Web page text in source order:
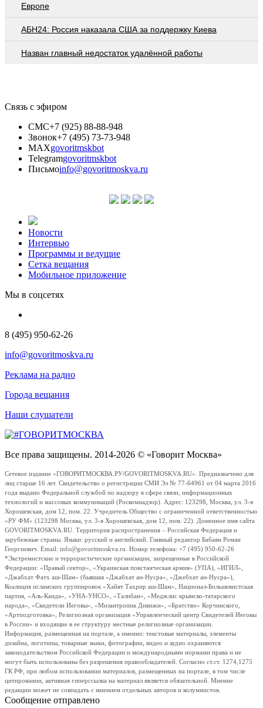
Европе
АБН24: Россия наказала США за поддержку Киева
Назван главный недостаток удалённой работы
Связь с эфиром
СМС+7 (925) 88-88-948
Звонок+7 (495) 73-73-948
MAXgovoritmskbot
Telegramgovoritmskbot
Письмоinfo@govoritmoskva.ru
Новости
Интервью
Программы и ведущие
Сетка вещания
Мобильное приложение
Мы в соцсетях
8 (495) 950-62-26
info@govoritmoskva.ru
Реклама на радио
Города вещания
Наши слушатели
Все права защищены. 2014-2026 © «Говорит Москва»
Сетевое издание «ГОВОРИТМОСКВА.РУ/GOVORITMOSKVA.RU». Предназначено для
лиц старше 16 лет. Свидетельство о регистрации СМИ Эл № 77-64961 от 04 марта 2016
года выдано Федеральной службой по надзору в сфере связи, информационных
технологий и массовых коммуникаций (Роскомнадзор). Адрес: 123298, Москва, ул. 3-я
Хорошевская, дом 12, пом. 22. Учредитель Общество с ограниченной ответственностью
«РУ ФМ» (123298 Москва, ул. 3-я Хорошевская, дом 12, пом. 22). Доменное имя сайта
GOVORITMOSKVA.RU. Территория распространения – Российская Федерация и
зарубежные страны. Языки: русский и английский. Главный редактор Бабаян Роман
Георгиевич. Email: info@govoritmoskva.ru. Номер телефона: +7 (495) 950-62-26
*Экстремистские и террористические организации, запрещенные в Российской
Федерации: «Правый сектор», «Украинская повстанческая армия» (УПА), «ИГИЛ»,
«Джабхат Фатх аш-Шам» (бывшая «Джабхат ан-Нусра», «Джебхат ан-Нусра»),
Коалиция исламских группировок «Хайят Тахрир аш-Шам», Национал-Большевистская
партия, «Аль-Каида», «УНА-УНСО», «Талибан», «Меджлис крымско-татарского
народа», «Свидетели Иеговы», «Мизантропик Дивижн», «Братство» Корчинского,
«Артподготовка», Религиозная организация «Управленческий центр Свидетелей Иеговы
в России» и входящие в ее структуру местные религиозные организации.
Информация, размещенная на портале, а именно: текстовые материалы, элементы
дизайна, логотипы, товарные знаки, фотографии, видео и аудио охраняются
законодательством Российской Федерации и международными нормами права и не
могут быть использованы без разрешения правообладателей. Согласно ст.ст. 1274,1275
ГК РФ, при любом использовании материалов, размещенных на портале, в том числе
цитировании, активная гиперссылка на материал является обязательной. Мнение
редакции может не совпадать с мнением отдельных авторов и колумнистов.
Сообщение отправлено